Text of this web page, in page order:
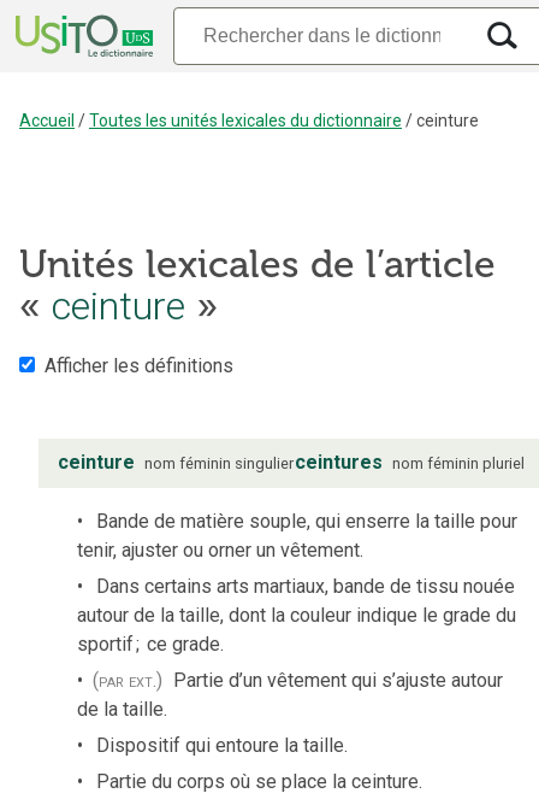
Accueil /Toutes les unités lexicales du dictionnaire /ceinture
Unités lexicales de l’article
« ceinture »
Afficher les définitions
ceinture nom féminin singulierceintures nom féminin pluriel
Bande de matière souple, qui enserre la taille pour
tenir, ajuster ou orner un vêtement.
Dans certains arts martiaux, bande de tissu nouée
autour de la taille, dont la couleur indique le grade du
sportif; ce grade.
(par ext.) Partie d’un vêtement qui s’ajuste autour
de la taille.
Dispositif qui entoure la taille.
Partie du corps où se place la ceinture.